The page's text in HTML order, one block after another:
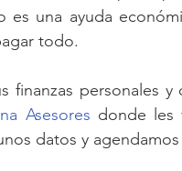
una ayuda
todo.
finanzas personales y
Asesores donde les
datos y